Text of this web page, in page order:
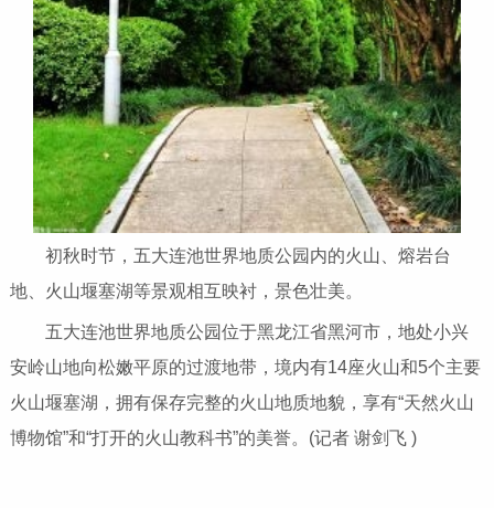
初秋时节，五大连池世界地质公园内的火山、熔岩台
地、火山堰塞湖等景观相互映衬，景色壮美。
五大连池世界地质公园位于黑龙江省黑河市，地处小兴
安岭山地向松嫩平原的过渡地带，境内有14座火山和5个主要
火山堰塞湖，拥有保存完整的火山地质地貌，享有“天然火山
博物馆”和“打开的火山教科书”的美誉。(记者 谢剑飞 )